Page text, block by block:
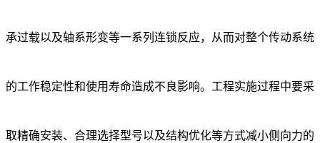
承过载以及轴系形变等一系列连锁反应，从而对整个传动系统
的工作稳定性和使用寿命造成不良影响。工程实施过程中要采
取精确安装、合理选择型号以及结构优化等方式减小侧向力的